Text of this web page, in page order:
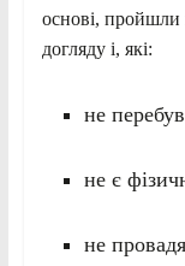
основі, пройшли
догляду і, які:
не
не є
не